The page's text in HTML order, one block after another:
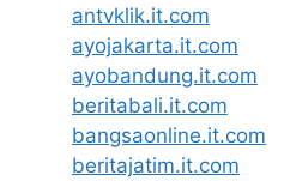
antvklik.it.com
ayojakarta.it.com
ayobandung.it.com
beritabali.it.com
bangsaonline.it.com
beritajatim.it.com